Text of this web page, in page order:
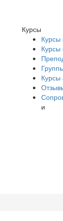
Курсы
Курсы
Курсы
Курсы
и